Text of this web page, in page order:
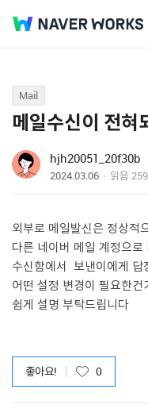
Q&A
Mail
메일수신이 전혀
hjh20051_20f30b
2024.03.06 읽음
외부로 메일발신은 정상적
다른 네이버 메일 계정으
수신함에서 보낸이에게 답
어떤 설정 변경이 필요한건
쉽게 설명 부탁드립니다
좋아요! 0